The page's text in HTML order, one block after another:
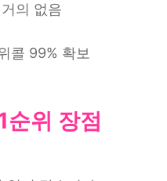
의 없음
콜 99% 확보
순위 장점